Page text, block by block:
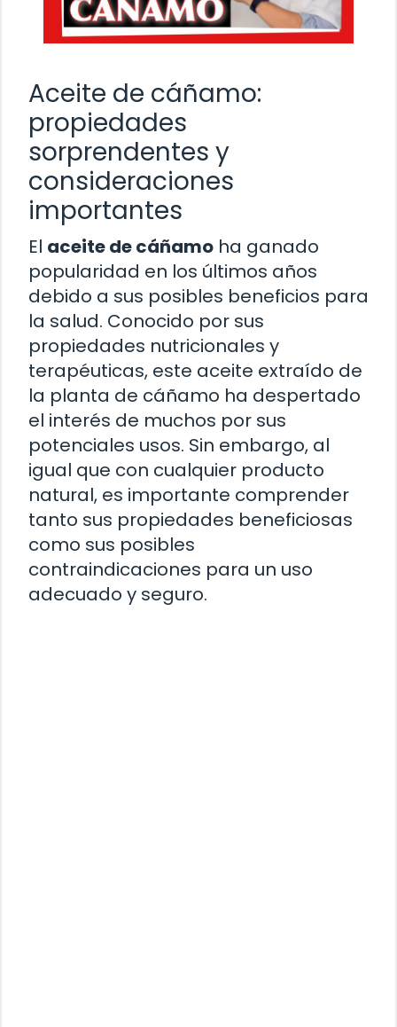
Aceite de cáñamo:
propiedades
sorprendentes y
consideraciones
importantes
El aceite de cáñamo ha ganado
popularidad en los últimos años
debido a sus posibles beneficios para
la salud. Conocido por sus
propiedades nutricionales y
terapéuticas, este aceite extraído de
la planta de cáñamo ha despertado
el interés de muchos por sus
potenciales usos. Sin embargo, al
igual que con cualquier producto
natural, es importante comprender
tanto sus propiedades beneficiosas
como sus posibles
contraindicaciones para un uso
adecuado y seguro.